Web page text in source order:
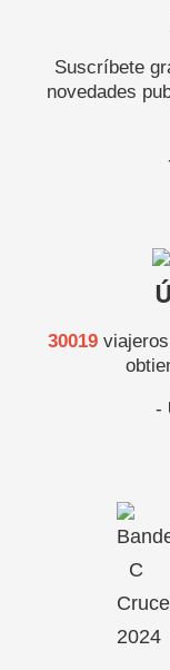
Suscríbete
novedades
30019viajeros
-